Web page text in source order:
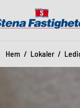
Hem Lokaler